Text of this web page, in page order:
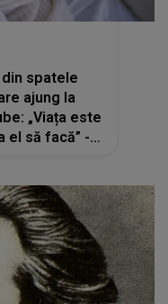
spatele
ajung la
„Viața este
el să facă” -